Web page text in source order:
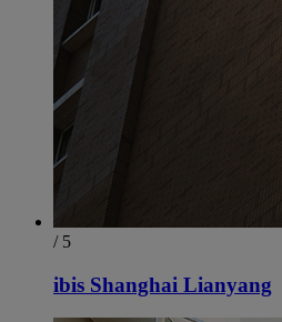
/ 5
ibis Shanghai Lianyang